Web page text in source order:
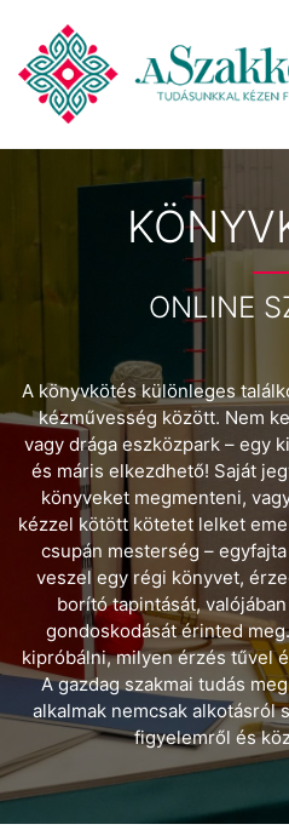
ONLINE
A könyvkötés különleges
kézművesség között. Nem
vagy drága eszközpark – egy
és máris elkezdhető! Saját
könyveket megmenteni,
kézzel kötött kötetet lelket
csupán mesterség –
veszel egy régi könyvet,
borító tapintását,
gondoskodását érinted
kipróbálni, milyen érzés tűvel
A gazdag szakmai tudás
alkalmak nemcsak alkotásról
figyelemről és